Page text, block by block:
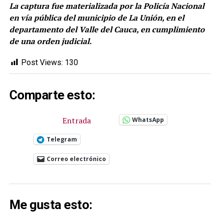
La captura fue materializada por la Policía Nacional
en vía pública del municipio de La Unión, en el
departamento del Valle del Cauca, en cumplimiento
de una orden judicial.
Post Views: 130
Comparte esto:
Entrada WhatsApp
Telegram
Correo electrónico
Me gusta esto: